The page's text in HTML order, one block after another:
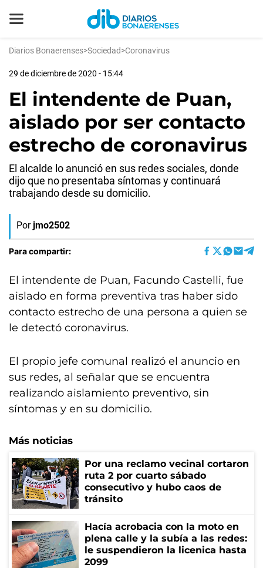
Diarios Bonaerenses>Sociedad>Coronavirus
29 de diciembre de 2020 - 15:44
El intendente de Puan,
aislado por ser contacto
estrecho de coronavirus
El alcalde lo anunció en sus redes sociales, donde
dijo que no presentaba síntomas y continuará
trabajando desde su domicilio.
Por jmo2502
Para compartir:
El intendente de Puan, Facundo Castelli, fue
aislado en forma preventiva tras haber sido
contacto estrecho de una persona a quien se
le detectó coronavirus.
El propio jefe comunal realizó el anuncio en
sus redes, al señalar que se encuentra
realizando aislamiento preventivo, sin
síntomas y en su domicilio.
Más noticias
Por una reclamo vecinal cortaron
ruta 2 por cuarto sábado
consecutivo y hubo caos de
tránsito
Hacía acrobacia con la moto en
plena calle y la subía a las redes:
le suspendieron la licenica hasta
2099